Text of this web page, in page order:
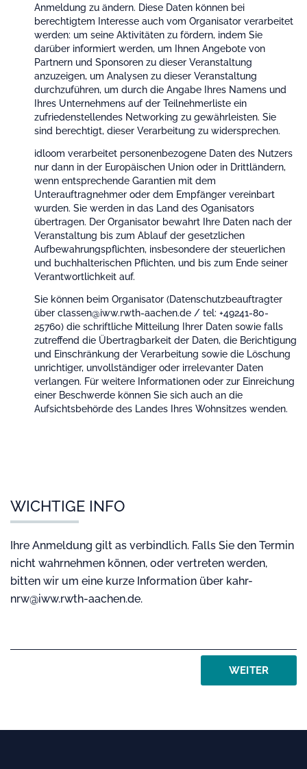
Anmeldung zu ändern. Diese Daten können bei
berechtigtem Interesse auch vom Organisator verarbeitet
werden: um seine Aktivitäten zu fördern, indem Sie
darüber informiert werden, um Ihnen Angebote von
Partnern und Sponsoren zu dieser Veranstaltung
anzuzeigen, um Analysen zu dieser Veranstaltung
durchzuführen, um durch die Angabe Ihres Namens und
Ihres Unternehmens auf der Teilnehmerliste ein
zufriedenstellendes Networking zu gewährleisten. Sie
sind berechtigt, dieser Verarbeitung zu widersprechen.
idloom verarbeitet personenbezogene Daten des Nutzers
nur dann in der Europäischen Union oder in Drittländern,
wenn entsprechende Garantien mit dem
Unterauftragnehmer oder dem Empfänger vereinbart
wurden. Sie werden in das Land des Oganisators
übertragen. Der Organisator bewahrt Ihre Daten nach der
Veranstaltung bis zum Ablauf der gesetzlichen
Aufbewahrungspflichten, insbesondere der steuerlichen
und buchhalterischen Pflichten, und bis zum Ende seiner
Verantwortlichkeit auf.
Sie können beim Organisator (Datenschutzbeauftragter
über classen@iww.rwth-aachen.de / tel: +49241-80-
25760) die schriftliche Mitteilung Ihrer Daten sowie falls
zutreffend die Übertragbarkeit der Daten, die Berichtigung
und Einschränkung der Verarbeitung sowie die Löschung
unrichtiger, unvollständiger oder irrelevanter Daten
verlangen. Für weitere Informationen oder zur Einreichung
einer Beschwerde können Sie sich auch an die
Aufsichtsbehörde des Landes Ihres Wohnsitzes wenden.
WICHTIGE INFO
Ihre Anmeldung gilt as verbindlich. Falls Sie den Termin
nicht wahrnehmen können, oder vertreten werden,
bitten wir um eine kurze Information über kahr-
nrw@iww.rwth-aachen.de.
WEITER